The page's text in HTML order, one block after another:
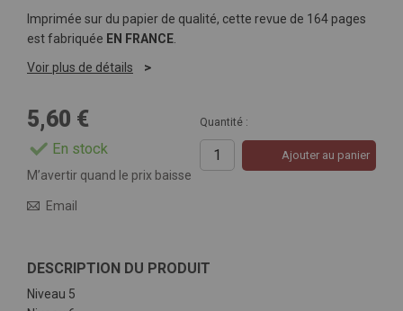
Imprimée sur du papier de qualité, cette revue de 164 pages
est fabriquée EN FRANCE
Voir plus de détails
5,60 €
En stock
Quantité :
Ajouter au panier
M’avertir quand le prix baisse
Email
DESCRIPTION DU PRODUIT
Niveau 5